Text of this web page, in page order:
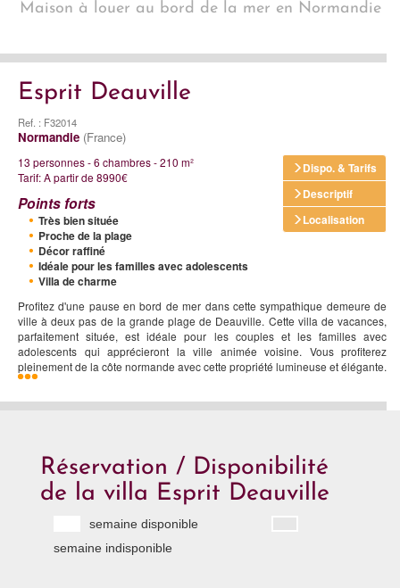
Maison à louer au bord de la mer en Normandie
Esprit Deauville
Ref. : F32014
Normandie (France)
Dispo. & Tarifs
Descriptif
Localisation
13 personnes - 6 chambres - 210 m²
Tarif: A partir de 8990€
Points forts
Très bien située
Proche de la plage
Décor raffiné
Idéale pour les familles avec adolescents
Villa de charme
Profitez d'une pause en bord de mer dans cette sympathique demeure de
ville à deux pas de la grande plage de Deauville. Cette villa de vacances,
parfaitement située, est idéale pour les couples et les familles avec
adolescents qui apprécieront la ville animée voisine. Vous profiterez
pleinement de la côte normande avec cette propriété lumineuse et élégante.
Réservation / Disponibilité
de la villa Esprit Deauville
semaine disponible
semaine indisponible